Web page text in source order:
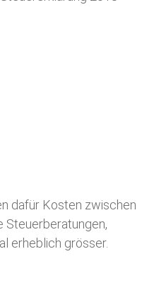
dafür Kosten zwischen
Steuerberatungen,
erheblich grösser.